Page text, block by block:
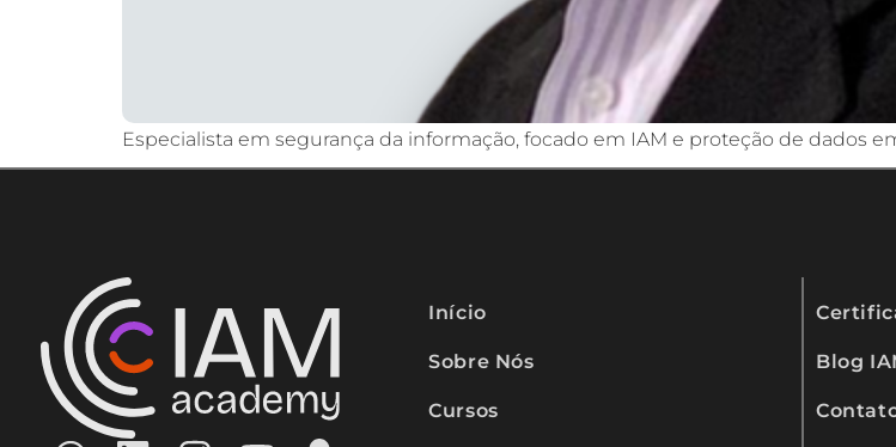
Especialista em segurança da informação, focado em IAM e proteção de dados
Início
Sobre Nós
Cursos
Blog